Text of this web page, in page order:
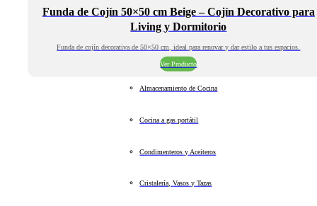
Funda de Cojín 50×50 cm Beige – Cojín Decorativo para
Living y Dormitorio
Funda de cojín decorativa de 50×50 cm, ideal para renovar y dar estilo a tus espacios.
Ver Producto
Almacenamiento de Cocina
Cocina a gas portátil
Condimenteros y Aceiteros
Cristalería, Vasos y Tazas